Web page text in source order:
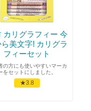
カリグラフィー 今
ら美文字! カリグラ
フィーセット
の方にも使いやすいマーカ
をセットにしました。
★3.8